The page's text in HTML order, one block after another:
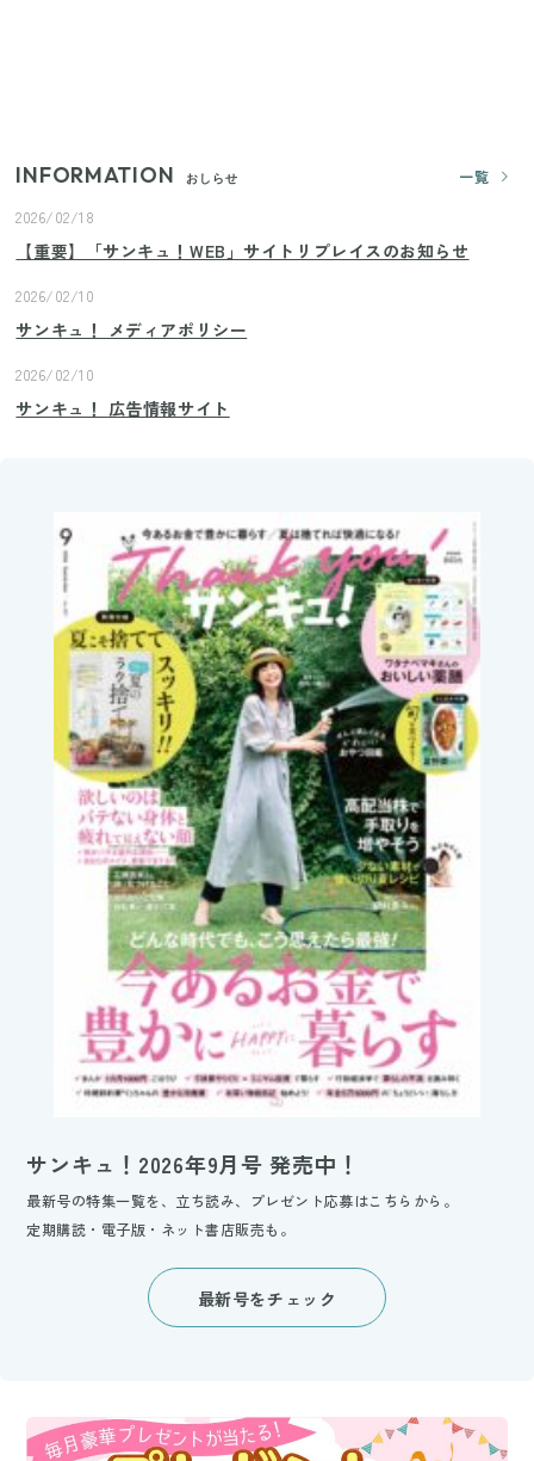
INFORMATION おしらせ
一覧
2026/02/18
【重要】「サンキュ！WEB」サイトリプレイスのお知らせ
2026/02/10
サンキュ！ メディアポリシー
2026/02/10
サンキュ！ 広告情報サイト
サンキュ！2026年9月号 発売中！
最新号の特集一覧を、立ち読み、プレゼント応募はこちらから。
定期購読・電子版・ネット書店販売も。
最新号をチェック